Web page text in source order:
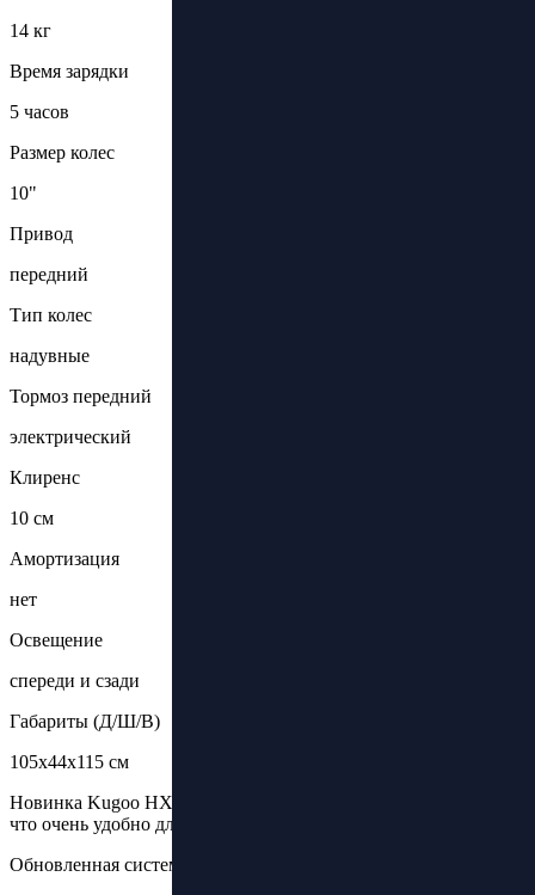
14 кг
Время зарядки
5 часов
Размер колес
10"
Привод
передний
Тип колес
надувные
Тормоз передний
электрический
Клиренс
10 см
Амортизация
нет
Освещение
спереди и сзади
Габариты (Д/Ш/В)
105х44х115 см
Новинка Kugoo HX pro имеет быстросъемный аккумулятор,
что очень удобно для транспортировки электросамоката.
Обновленная система складывания.